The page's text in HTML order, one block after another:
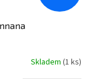
Skladem(1 ks)